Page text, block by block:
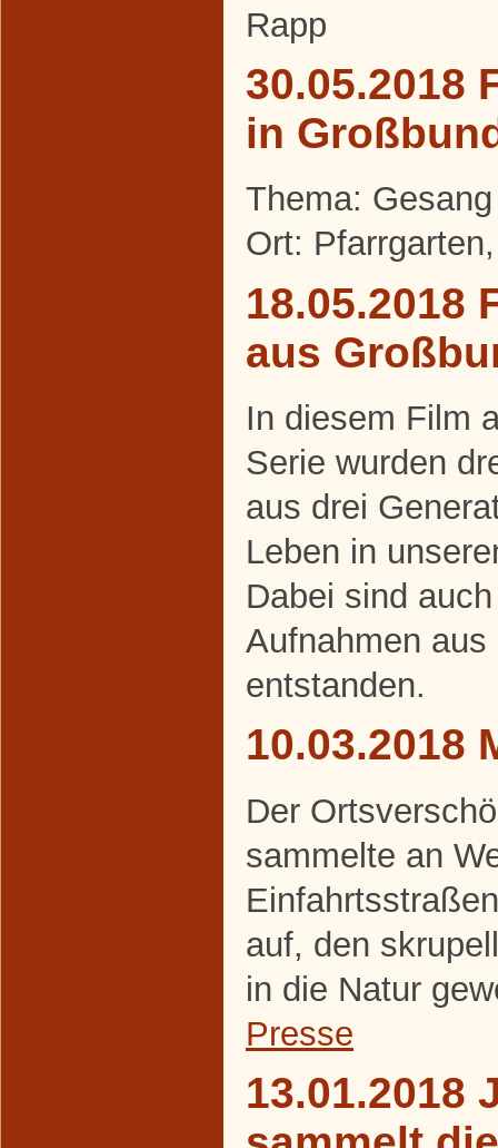
Rapp
30.05.2018
in
Thema:
Ort:
18.05.2018
aus
In diesem Film
Serie wurden
aus drei
Leben in
Dabei sind
Aufnahmen
entstanden.
10.03.2018
Der
sammelte an
auf, den
in die Natur
Presse
13.01.2018